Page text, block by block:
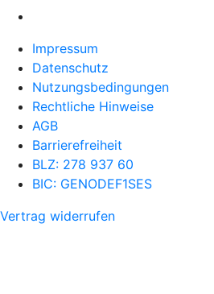
Impressum
Datenschutz
Nutzungsbedingungen
Rechtliche Hinweise
AGB
Barrierefreiheit
BLZ: 278 937 60
BIC: GENODEF1SES
Vertrag widerrufen